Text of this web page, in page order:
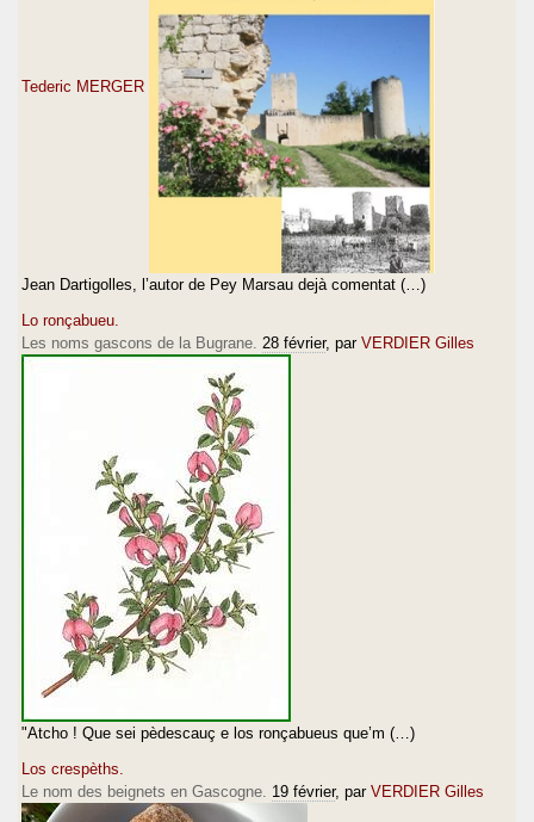
Tederic MERGER
Jean Dartigolles, l’autor de Pey Marsau dejà comentat (…)
Lo ronçabueu.
Les noms gascons de la Bugrane. 28 février, par VERDIER Gilles
"Atcho ! Que sei pèdescauç e los ronçabueus que’m (…)
Los crespèths.
Le nom des beignets en Gascogne. 19 février, par VERDIER Gilles